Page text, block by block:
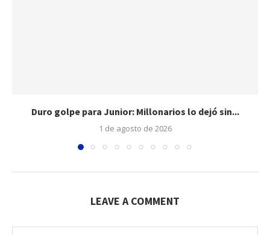
Duro golpe para Junior: Millonarios lo dejó sin...
1 de agosto de 2026
LEAVE A COMMENT